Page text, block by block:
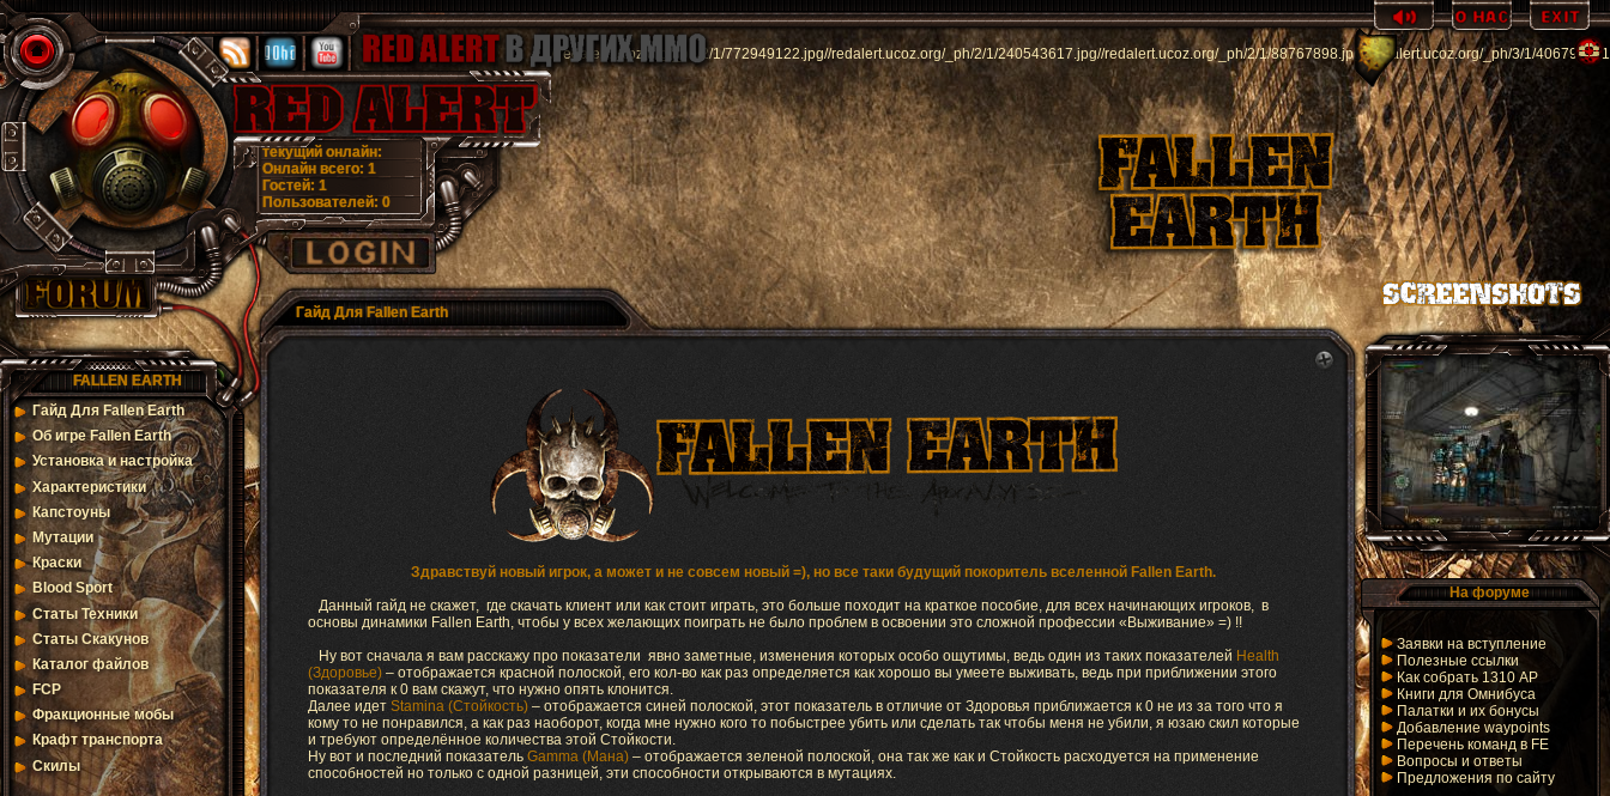
//redalert.ucoz.org/_ph/2/1/772949122.jpg//redalert.ucoz.org/_ph/2/1/240543617.jpg//redalert.ucoz.org/_ph/2/1/88767898.jpg//redalert.ucoz.org/_ph/3/1/
Онлайн всего: 1
Гостей: 1
Пользователей: 0
текущий онлайн:
Гайд Для Fallen Earth
FALLEN EARTH
Гайд Для Fallen Earth
Об игре Fallen Earth
Установка и настройка
Характеристики
Капстоуны
Мутации
Краски
Blood Sport
Статы Техники
Статы Скакунов
Каталог файлов
FCP
Фракционные мобы
Крафт транспорта
Скилы
Здравствуй новый игрок, а может и не совсем новый =), но все таки будущий покоритель вселенной Fallen Earth.
Данный гайд не скажет, где скачать клиент или как стоит играть, это больше походит на краткое пособие, для всех начинающих игроков, в
основы динамики Fallen Earth, чтобы у всех желающих поиграть не было проблем в освоении это сложной профессии «Выживание» =) !!
Ну вот сначала я вам расскажу про показатели явно заметные, изменения которых особо ощутимы, ведь один из таких показателей Health
(Здоровье) – отображается красной полоской, его кол-во как раз определяется как хорошо вы умеете выживать, ведь при приближении этого
показателя к 0 вам скажут, что нужно опять клонится.
Далее идет Stamina (Стойкость) – отображается синей полоской, этот показатель в отличие от Здоровья приближается к 0 не из за того что я
кому то не понравился, а как раз наоборот, когда мне нужно кого то побыстрее убить или сделать так чтобы меня не убили, я юзаю скил которые
и требуют определённое количества этой Стойкости.
Ну вот и последний показатель Gamma (Мана) – отображается зеленой полоской, она так же как и Стойкость расходуется на применение
способностей но только с одной разницей, эти способности открываются в мутациях.
[Скриншоты]
На форуме
Заявки на вступление
Полезные ссылки
Как собрать 1310 AP
Книги для Омнибуса
Палатки и их бонусы
Добавление waypoints
Перечень команд в FE
Вопросы и ответы
Предложения по сайту